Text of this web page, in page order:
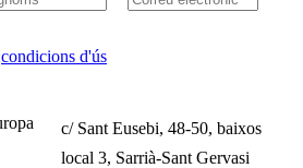
condicions d'ús
c/ Sant Eusebi, 48-50, baixos
local 3, Sarrià-Sant Gervasi